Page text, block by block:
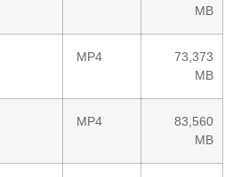
MB
MP4
73,373
MB
MP4
83,560
MB